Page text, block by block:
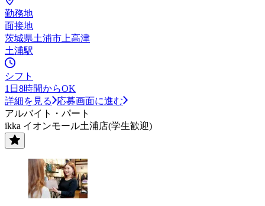
勤務地
面接地
茨城県土浦市上高津
土浦駅
シフト
1日8時間からOK
詳細を見る
応募画面に進む
アルバイト・パート
ikka イオンモール土浦店(学生歓迎)